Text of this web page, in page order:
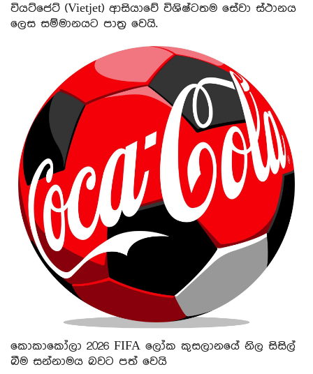
වියට්ජෙට් (Vietjet) ආසියාවේ විශිෂ්ටතම සේවා ස්ථානය
ලෙස සම්මානයට පාත්‍ර වෙයි.
කොකාකෝලා 2026 FIFA ලෝක කුසලානයේ නිල සිසිල්
බීම සන්නාමය බවට පත් වෙයි